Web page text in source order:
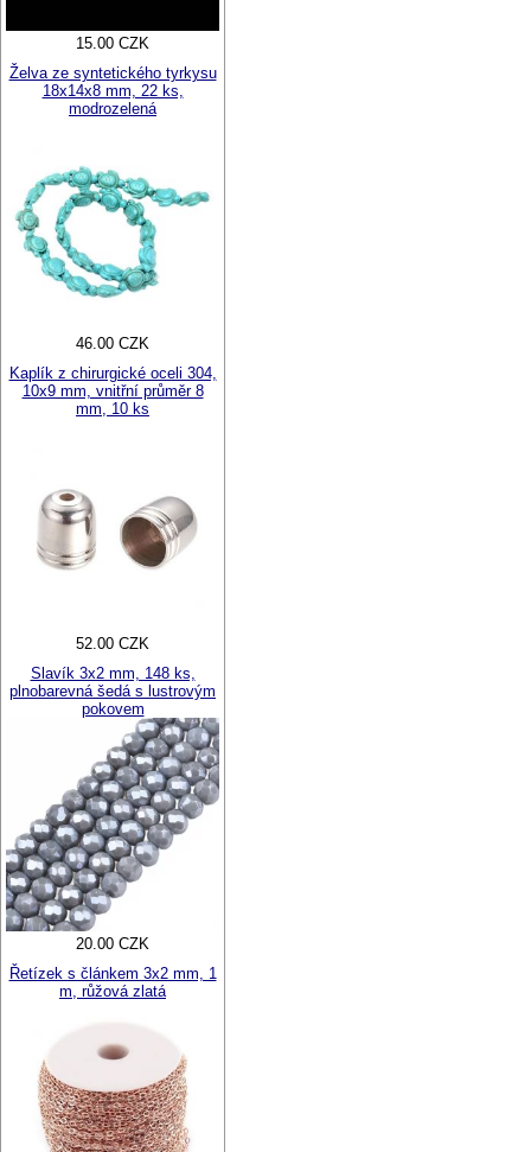
15.00 CZK
Želva ze syntetického tyrkysu
18x14x8 mm, 22 ks,
modrozelená
46.00 CZK
Kaplík z chirurgické oceli 304,
10x9 mm, vnitřní průměr 8
mm, 10 ks
52.00 CZK
Slavík 3x2 mm, 148 ks,
plnobarevná šedá s lustrovým
pokovem
20.00 CZK
Řetízek s článkem 3x2 mm, 1
m, růžová zlatá